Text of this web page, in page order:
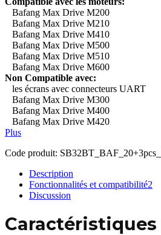
Bafang Max Drive M200
Bafang Max Drive M210
Bafang Max Drive M410
Bafang Max Drive M500
Bafang Max Drive M510
Bafang Max Drive M600
Non Compatible avec:
les écrans avec connecteurs UART
Bafang Max Drive M300
Bafang Max Drive M400
Bafang Max Drive M420
Plus
Code produit:
Description
Fonctionnalités et compatibilité2
Discussion
Caractéristiques